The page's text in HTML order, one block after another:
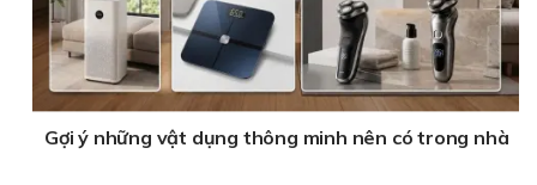
Gợi ý những vật dụng thông minh nên có trong nhà